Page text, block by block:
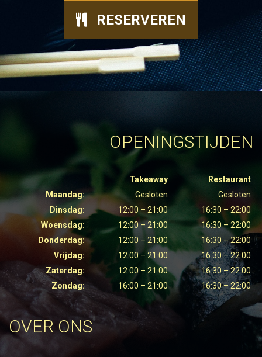
RESERVEREN
OPENINGSTIJDEN
Takeaway
Restaurant
Maandag:
Gesloten
Gesloten
Dinsdag:
12:00 – 21:00
16:30 – 22:00
Woensdag:
12:00 – 21:00
16:30 – 22:00
Donderdag:
12:00 – 21:00
16:30 – 22:00
Vrijdag:
12:00 – 21:00
16:30 – 22:00
Zaterdag:
12:00 – 21:00
16:30 – 22:00
Zondag:
16:00 – 21:00 16:30 – 22:00
OVER ONS